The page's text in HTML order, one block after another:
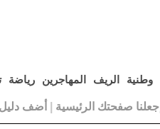
وطنية الريف المهاجرين رياضة
إجعلنا صفحتك الرئيسية أضف